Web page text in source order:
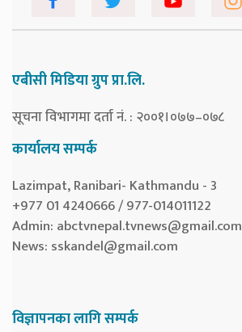
एबीसी मिडिया ग्रुप प्रा.लि.
सूचना विभागमा दर्ता नं. : २००१।०७७–०७८
कार्यालय सम्पर्क
Lazimpat, Ranibari- Kathmandu - 3
+977 01 4240666 / 977-014011122
Admin: abctvnepal.tvnews@gmail.com
News: sskandel@gmail.com
विज्ञापनका लागि सम्पर्क